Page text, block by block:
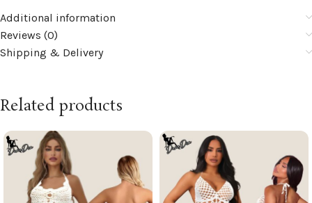
Additional information
Reviews (0)
Shipping & Delivery
Related products